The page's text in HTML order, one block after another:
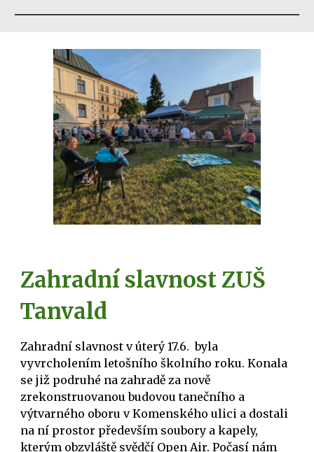
Zahradní slavnost ZUŠ
Tanvald
Zahradní slavnost v úterý 17.6. byla
vyvrcholením letošního školního roku. Konala
se již podruhé na zahradě za nově
zrekonstruovanou budovou tanečního a
výtvarného oboru v Komenského ulici a dostali
na ní prostor především soubory a kapely,
kterým obzvláště svědčí Open Air. Počasí nám